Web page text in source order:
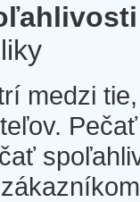
medzi